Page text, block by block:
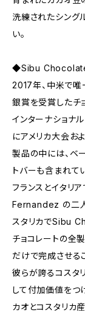
洗練されたシング
い。
◆Sibu Chocolate
2017年、中米で唯
銀賞を受賞したチ
インターナショナ
にアメリカ大会お
製品の中には、ベ
トバーも含まれて
フランスとイタ
Fernandez の二人
スタリカでSibu
チョコレートの全
だけで完成させる
彼らが誇るコスタ
して付加価値をつ
カオとコスタリカ